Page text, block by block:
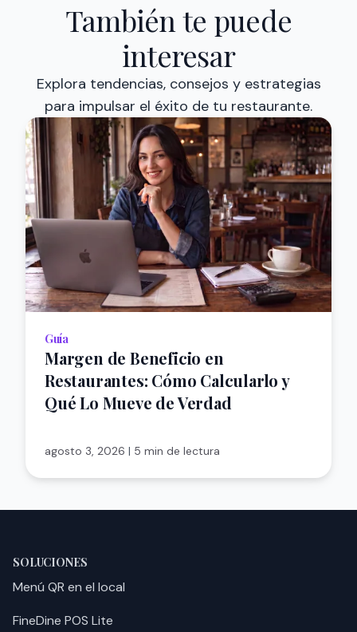
También te puede
interesar
Explora tendencias, consejos y estrategias
para impulsar el éxito de tu restaurante.
Guía
Margen de Beneficio en
Restaurantes: Cómo Calcularlo y
Qué Lo Mueve de Verdad
agosto 3, 2026 | 5 min de lectura
SOLUCIONES
Menú QR en el local
FineDine POS Lite